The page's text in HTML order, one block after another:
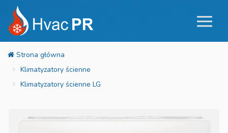
Klimatyzatory ścienne
Klimatyzatory ścienne LG